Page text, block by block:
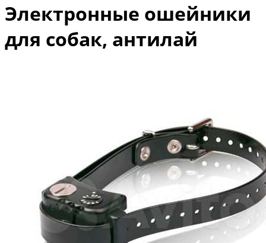
Электронные ошейники
для собак, антилай